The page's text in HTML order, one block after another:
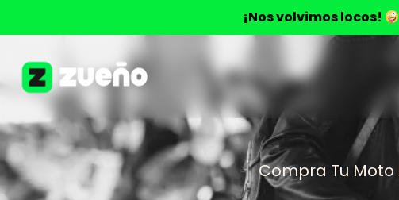
¡Nos volvimos locos!
Compra Tu Moto